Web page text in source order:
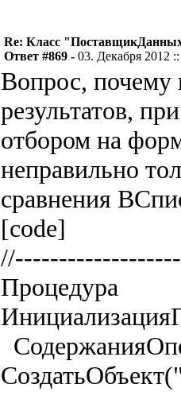
Re: Класс
Ответ #869 - 03. Декабря 2012
Вопрос, почему
результатов,
отбором на
неправильно
сравнения
[code]
Процедура